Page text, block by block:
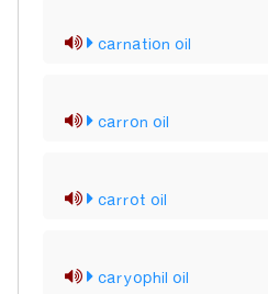
carnation oil
carron oil
carrot oil
caryophil oil